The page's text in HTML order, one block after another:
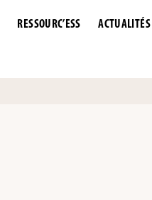
RESSOURC’ESS ACTUALITÉS